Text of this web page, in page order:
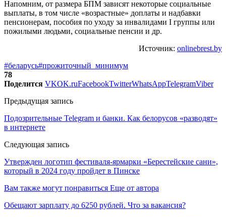
Напомним, от размера БПМ зависят некоторые социальные
выплаты, в том числе «возрастные» доплаты и надбавки
пенсионерам, пособия по уходу за инвалидами I группы или
пожилыми людьми, социальные пенсии и др.
Источник: onlinebrest.by
#беларусь#прожиточный_минимум
78
Поделится VKOK.ruFacebookTwitterWhatsAppTelegramViber
Предыдущая запись
Подозрительные Telegram и банки. Как белорусов «разводят»
в интернете
Следующая запись
Утвержден логотип фестиваля-ярмарки «Берестейские сани»,
который в 2024 году пройдет в Пинске
Вам также могут понравиться Еще от автора
Обещают зарплату до 6250 рублей. Что за вакансия?